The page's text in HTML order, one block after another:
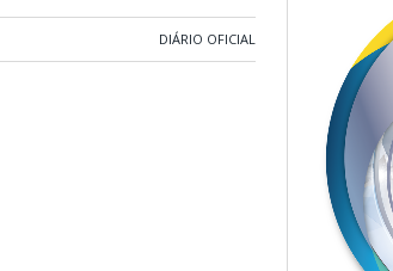
DIÁRIO OFICIAL